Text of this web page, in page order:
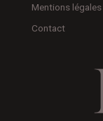
Mentions légales
Contact